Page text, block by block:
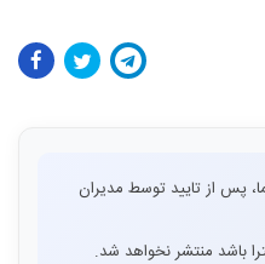
پس از تایید توسط مدیران
باشد منتشر نخواهد شد.